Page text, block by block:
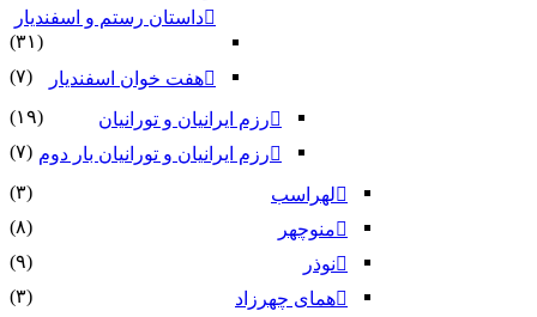
داستان رستم و اسفندیار
(۳۱)
هفت خوان اسفندیار
(۷)
رزم ایرانیان و تورانیان
(۱۹)
رزم ایرانیان و تورانیان بار دوم (۷)
لهراسب
(۳)
منوچهر
(۸)
نوذر
(۹)
هماى چهرزاد
(۳)